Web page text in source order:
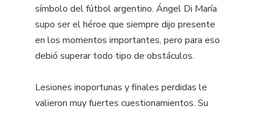
símbolo del fútbol argentino. Ángel Di María
supo ser el héroe que siempre dijo presente
en los momentos importantes, pero para eso
debió superar todo tipo de obstáculos.
Lesiones inoportunas y finales perdidas le
valieron muy fuertes cuestionamientos. Su